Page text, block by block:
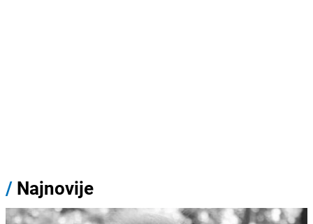
/ Najnovije